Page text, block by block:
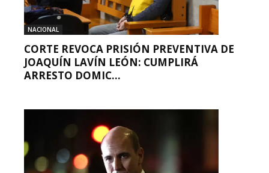
NACIONAL
CORTE REVOCA PRISIÓN PREVENTIVA DE
JOAQUÍN LAVÍN LEÓN: CUMPLIRÁ
ARRESTO DOMIC...